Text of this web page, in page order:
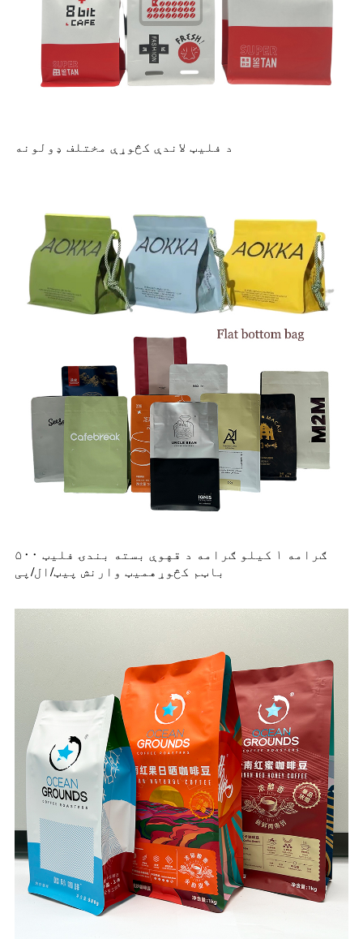
د فلیټ لاندې کڅوړې مختلف ډولونه
۵۰۰ ګرامه ۱ کیلو ګرامه د قهوې بسته بندۍ فلیټ
باټم کڅوړه میټ وارنش پیټ/ال/پی